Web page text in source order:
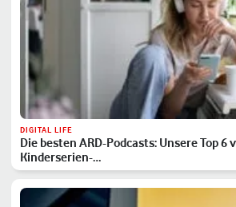
DIGITAL LIFE
Die besten ARD-Podcasts: Unsere Top 6
Kinderserien-…